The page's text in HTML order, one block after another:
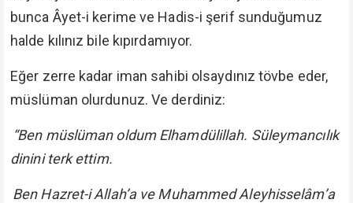
bunca Âyet-i kerime ve Hadis-i şerif sunduğumuz
halde kılınız bile kıpırdamıyor.
Eğer zerre kadar iman sahibi olsaydınız tövbe eder,
müslüman olurdunuz. Ve derdiniz:
“Ben müslüman oldum Elhamdülillah. Süleymancılık
dinini terk ettim.
Ben Hazret-i Allah’a ve Muhammed Aleyhisselâm’a